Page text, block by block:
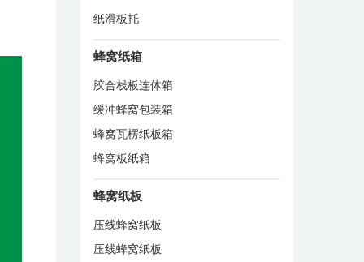
纸滑板托
蜂窝纸箱
胶合栈板连体箱
缓冲蜂窝包装箱
蜂窝瓦楞纸板箱
蜂窝板纸箱
蜂窝纸板
压线蜂窝纸板
压线蜂窝纸板